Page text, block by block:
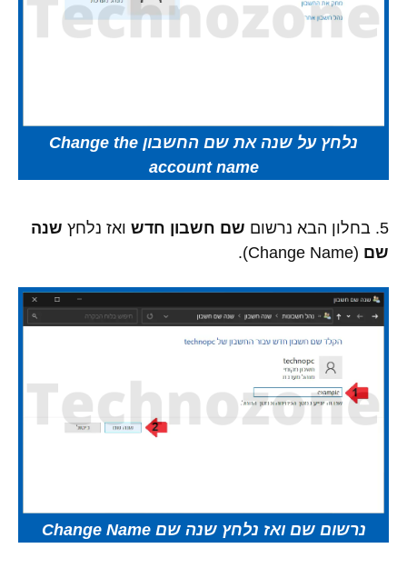
נלחץ על שנה את שם החשבון Change the
account name
5. בחלון הבא נרשום שם חשבון חדש ואז נלחץ שנה
שם (Change Name).
נרשום שם ואז נלחץ שנה שם Change Name